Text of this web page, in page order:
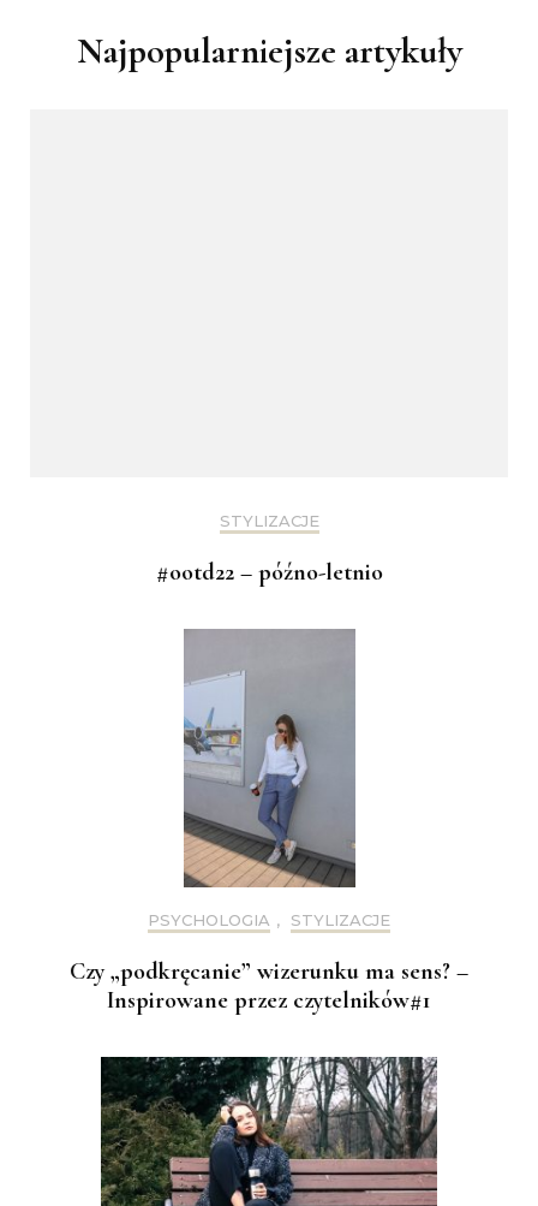
Najpopularniejsze artykuły
STYLIZACJE
#ootd22 – późno-letnio
PSYCHOLOGIA , STYLIZACJE
Czy „podkręcanie” wizerunku ma sens? –
Inspirowane przez czytelników#1